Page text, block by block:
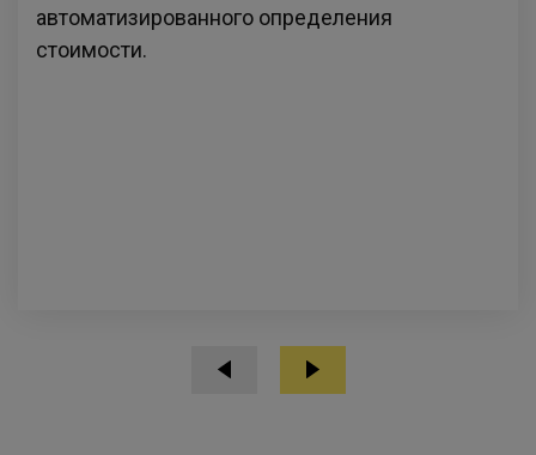
автоматизированного определения
стоимости.